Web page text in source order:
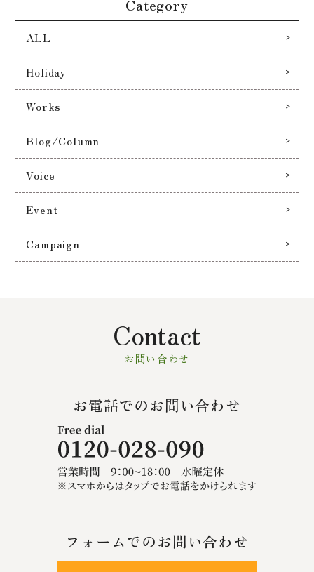
Category
ALL
Holiday
Works
Blog/Column
Voice
Event
Campaign
Contact
お問い合わせ
お電話でのお問い合わせ
フォームでのお問い合わせ